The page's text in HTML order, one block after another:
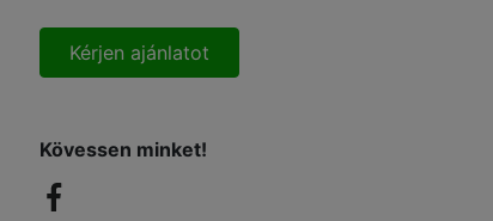
Kérjen ajánlatot
Kövessen minket!